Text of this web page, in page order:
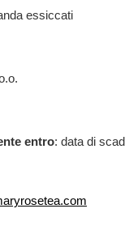
essiccati
entro: data di